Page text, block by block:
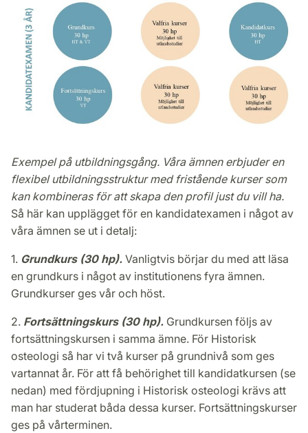
Exempel på utbildningsgång. Våra ämnen erbjuder en
flexibel utbildningsstruktur med fristående kurser som
kan kombineras för att skapa den profil just du vill ha.
Så här kan upplägget för en kandidatexamen i något av
våra ämnen se ut i detalj:
1. Grundkurs (30 hp). Vanligtvis börjar du med att läsa
en grundkurs i något av institutionens fyra ämnen.
Grundkurser ges vår och höst.
2. Fortsättningskurs (30 hp). Grundkursen följs av
fortsättningskursen i samma ämne. För Historisk
osteologi så har vi två kurser på grundnivå som ges
vartannat år. För att få behörighet till kandidatkursen (se
nedan) med fördjupning i Historisk osteologi krävs att
man har studerat båda dessa kurser. Fortsättningskurser
ges på vårterminen.